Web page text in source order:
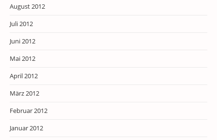
August 2012
Juli 2012
Juni 2012
Mai 2012
April 2012
März 2012
Februar 2012
Januar 2012